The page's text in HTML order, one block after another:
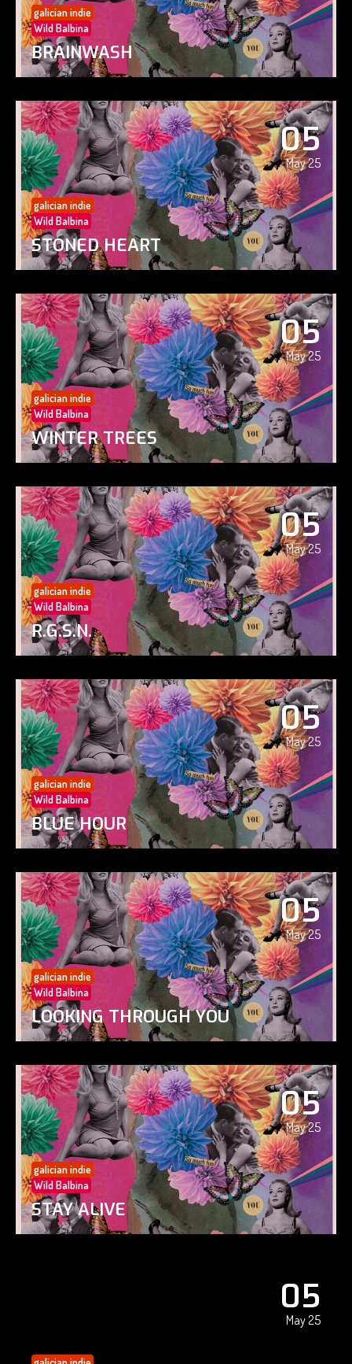
galician indie
Wild Balbina
BRAINWASH
05
May 25
galician indie
Wild Balbina
STONED HEART
05
May 25
galician indie
Wild Balbina
WINTER TREES
05
May 25
galician indie
Wild Balbina
R.G.S.N.
05
May 25
galician indie
Wild Balbina
BLUE HOUR
05
May 25
galician indie
Wild Balbina
LOOKING THROUGH YOU
05
May 25
galician indie
Wild Balbina
STAY ALIVE
05
May 25